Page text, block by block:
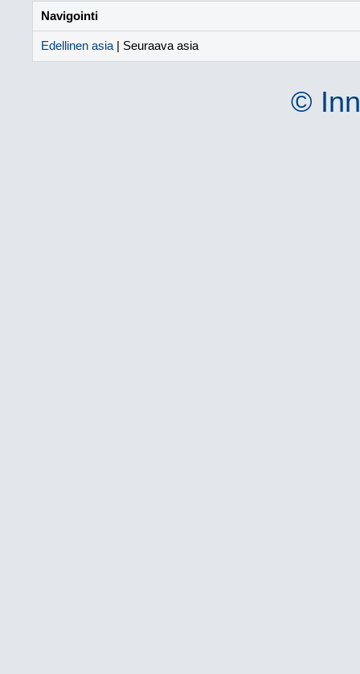
Navigointi
Edellinen asia | Seuraava asia
©